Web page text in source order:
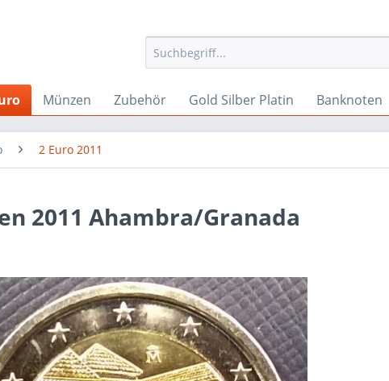
Münzen Zubehör Gold Silber Platin Banknoten
2 Euro 2011
2011 Ahambra/Granada